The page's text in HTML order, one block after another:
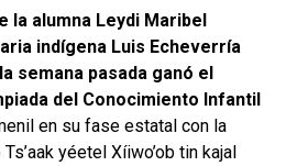
la alumna Leydi Maribel
indígena Luis Echeverría
semana pasada ganó el
del Conocimiento Infantil
en su fase estatal con la
yéetel Xíiwo’ob tin kajal